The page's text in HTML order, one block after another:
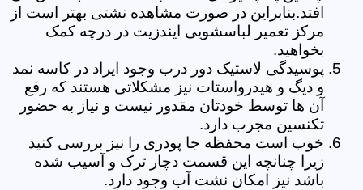
افتد.بنابراین در صورت مشاهده نشتی بهتر است از
مرکز تعمیر لباسشویی ایندزیت در درچه کمک
بخواهید.
پوسیدگی لاستیک دور درب وجود ایراد در کاسه نمد
و دیگ و هیدرواستات نیز مشکلاتی هستند که رفع
آن ها توسط خودتان مقدور نیست و نیاز به حضور
تکنسین مجرب دارد.
خوب است محفظه جا پودری را نیز بررسی کنید
زیرا چنانچه این قسمت دچار ترک و آسیب شده
باشد نیز امکان نشت آب وجود دارد.